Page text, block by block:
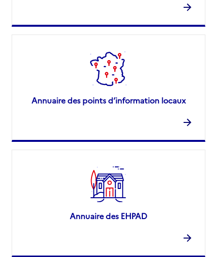
Annuaire des points d’information locaux
Annuaire des EHPAD